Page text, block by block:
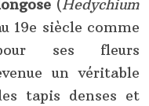
(Hedychium
19e siècle comme
ses fleurs
un véritable
tapis denses et